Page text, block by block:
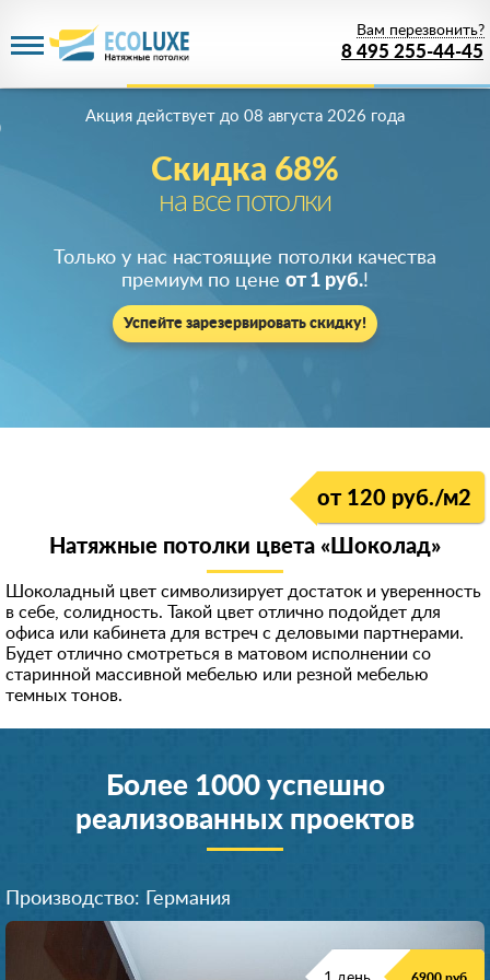
8 495 255-44-45
Вам перезвонить?
Скидка 68%
на все потолки
Акция действует до 08 августа 2026 года
Только у нас настоящие потолки качества
премиум по цене от 1 руб.!
Успейте зарезервировать скидку!
от 120 руб./м2
Натяжные потолки цвета «Шоколад»
Шоколадный цвет символизирует достаток и уверенность
в себе, солидность. Такой цвет отлично подойдет для
офиса или кабинета для встреч с деловыми партнерами.
Будет отлично смотреться в матовом исполнении со
старинной массивной мебелью или резной мебелью
темных тонов.
Более 1000 успешно
реализованных проектов
Производство: Германия